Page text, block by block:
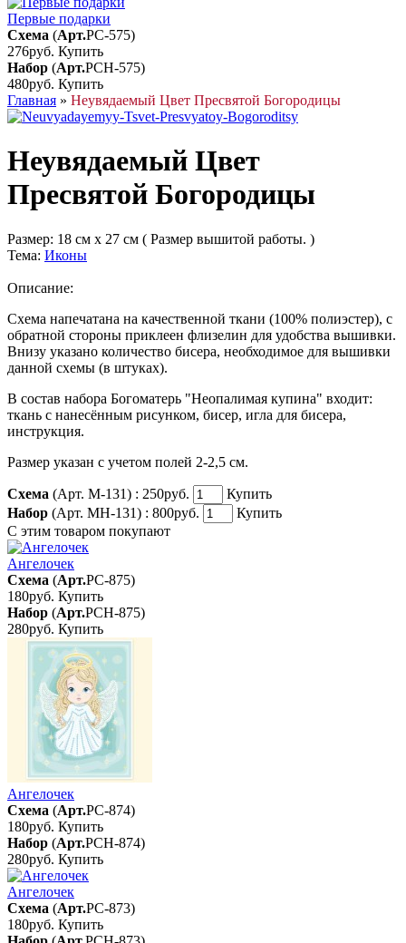
Первые подарки
Схема (Арт.РС-575)
276руб. Купить
Набор (Арт.РСН-575)
480руб. Купить
Главная » Неувядаемый Цвет Пресвятой Богородицы
Неувядаемый Цвет
Пресвятой Богородицы
Размер: 18 см x 27 см ( Размер вышитой работы. )
Тема: Иконы
Описание:
Схема напечатана на качественной ткани (100% полиэстер), с
обратной стороны приклеен флизелин для удобства вышивки.
Внизу указано количество бисера, необходимое для вышивки
данной схемы (в штуках).
В состав набора Богоматерь "Неопалимая купина" входит:
ткань с нанесённым рисунком, бисер, игла для бисера,
инструкция.
Размер указан с учетом полей 2-2,5 см.
Схема (Арт. М-131) : 250руб.
Купить
Набор (Арт. МН-131) : 800руб.
Купить
С этим товаром покупают
Ангелочек
Схема (Арт.РС-875)
180руб. Купить
Набор (Арт.РСН-875)
280руб. Купить
Ангелочек
Схема (Арт.РС-874)
180руб. Купить
Набор (Арт.РСН-874)
280руб. Купить
Ангелочек
Схема (Арт.РС-873)
180руб. Купить